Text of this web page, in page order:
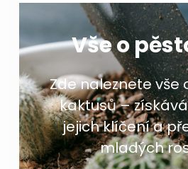
Vše o
Zde naleznete vše
kaktusů –
jejich klíčení a
mladých